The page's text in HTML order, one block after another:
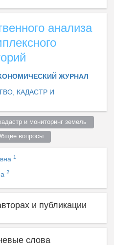
анализа
ЖУРНАЛ
КАДАСТР И
и мониторинг земель
вопросы
1
2
и публикации
слова